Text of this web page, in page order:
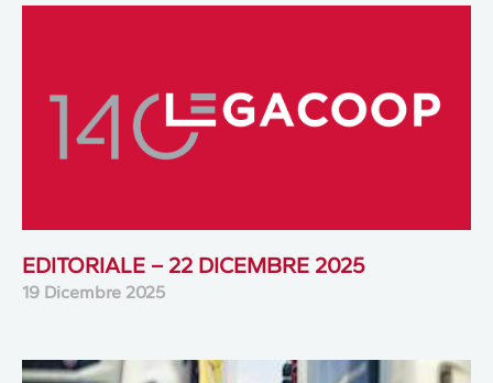
EDITORIALE – 22 DICEMBRE 2025
19 Dicembre 2025